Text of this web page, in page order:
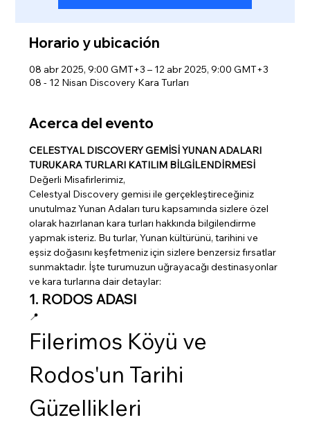
Horario y ubicación
08 abr 2025, 9:00 GMT+3 – 12 abr 2025, 9:00 GMT+3
08 - 12 Nisan Discovery Kara Turları
Acerca del evento
CELESTYAL DISCOVERY GEMİSİ YUNAN ADALARI
TURUKARA TURLARI KATILIM BİLGİLENDİRMESİ
Değerli Misafirlerimiz,
Celestyal Discovery gemisi ile gerçekleştireceğiniz
unutulmaz Yunan Adaları turu kapsamında sizlere özel
olarak hazırlanan kara turları hakkında bilgilendirme
yapmak isteriz. Bu turlar, Yunan kültürünü, tarihini ve
eşsiz doğasını keşfetmeniz için sizlere benzersiz fırsatlar
sunmaktadır. İşte turumuzun uğrayacağı destinasyonlar
ve kara turlarına dair detaylar:
1. RODOS ADASI
📍
Filerimos Köyü ve
Rodos'un Tarihi
Güzellikleri